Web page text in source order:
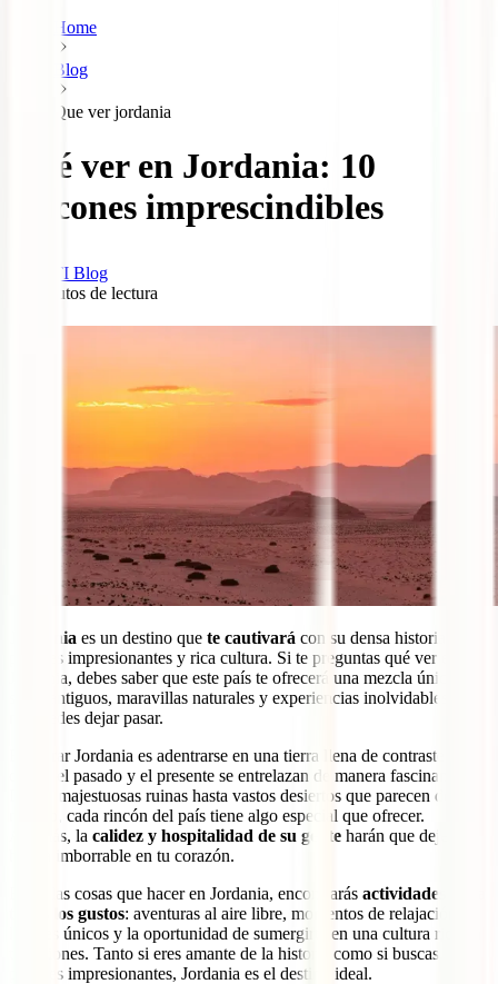
Home
Blog
Que ver jordania
Qué ver en Jordania: 10
rincones imprescindibles
IATI Blog
minutos de lectura
Jordania es un destino que te cautivará con su densa historia,
paisajes impresionantes y rica cultura. Si te preguntas qué ver en
Jordania, debes saber que este país te ofrecerá una mezcla única de
sitios antiguos, maravillas naturales y experiencias inolvidables que
no puedes dejar pasar.
Explorar Jordania es adentrarse en una tierra llena de contrastes,
donde el pasado y el presente se entrelazan de manera fascinante.
Desde majestuosas ruinas hasta vastos desiertos que parecen de otro
mundo, cada rincón del país tiene algo especial que ofrecer.
Además, la calidez y hospitalidad de su gente harán que deje una
huella imborrable en tu corazón.
Entre las cosas que hacer en Jordania, encontrarás actividades para
todos los gustos: aventuras al aire libre, momentos de relajación en
lugares únicos y la oportunidad de sumergirte en una cultura rica en
tradiciones. Tanto si eres amante de la historia como si buscas
paisajes impresionantes, Jordania es el destino ideal.